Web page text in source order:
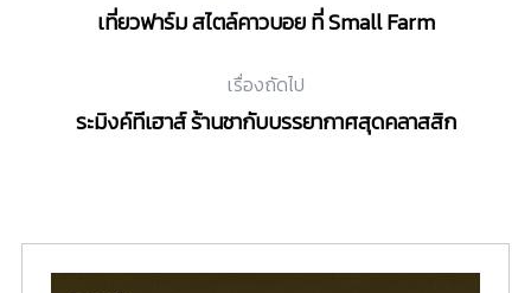
เที่ยวฟาร์ม สไตล์คาวบอย ที่ Small Farm
เรื่องถัดไป
ระมิงค์ทีเฮาส์ ร้านชากับบรรยากาศสุดคลาสสิก